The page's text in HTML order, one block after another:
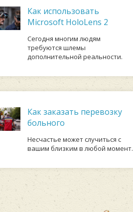
Как использовать
Microsoft HoloLens 2
Сегодня многим людям
требуются шлемы
дополнительной реальности.
Как заказать перевозку
больного
Несчастье может случиться с
вашим близким в любой момент.